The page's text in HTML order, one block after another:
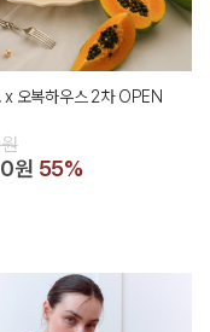
x 오복하우스 2차 OPEN
원 55%